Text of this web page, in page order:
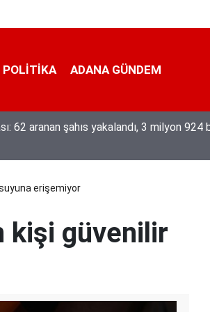
POLİTİKA ADANA GÜNDEM
yok olmamasına karşı direniyor
erişemiyor
kişi güvenilir